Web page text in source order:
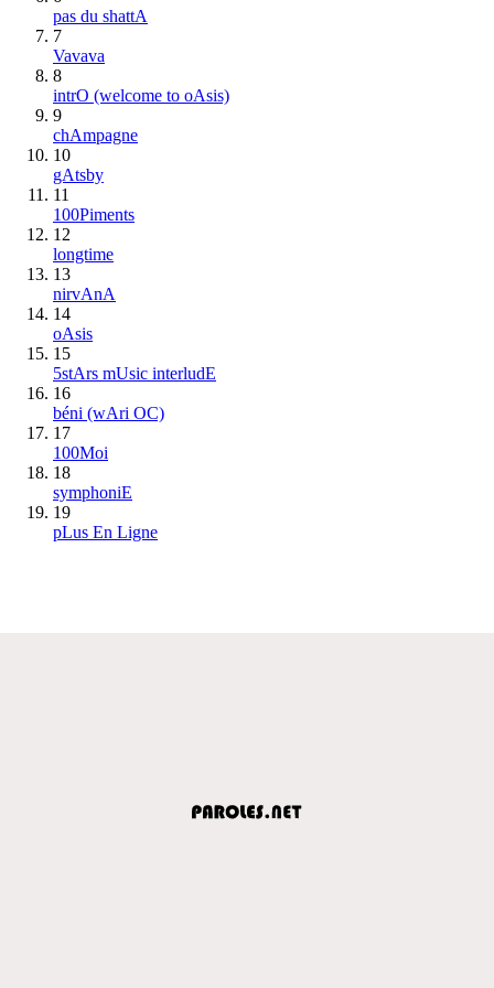
pas du shattA
7
Vavava
8
intrO (welcome to oAsis)
9
chAmpagne
10
gAtsby
11
100Piments
12
longtime
13
nirvAnA
14
oAsis
15
5stArs mUsic interludE
16
béni (wAri OC)
17
100Moi
18
symphoniE
19
pLus En Ligne